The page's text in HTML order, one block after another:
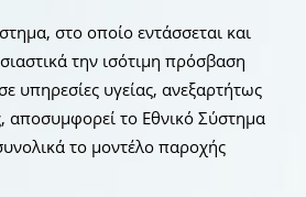
στο οποίο εντάσσεται και
την ισότιμη πρόσβαση
υπηρεσίες υγείας, ανεξαρτήτως
αποσυμφορεί το Εθνικό Σύστημα
το μοντέλο παροχής